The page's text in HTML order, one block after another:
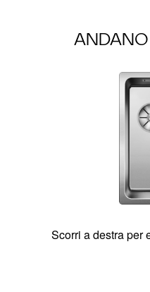
Scorri a destra per